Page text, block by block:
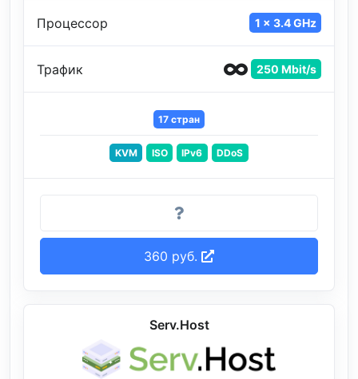
Процессор 1 x 3.4 GHz
Трафик 250 Mbit/s
17 стран
KVM ISO IPv6 DDoS
360 руб.
Serv.Host